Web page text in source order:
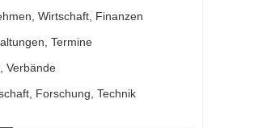
Wirtschaft, Finanzen
Termine
Verbände
Forschung, Technik